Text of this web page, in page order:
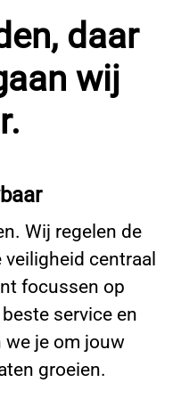
daar
wij
Wij regelen de
centraal
focussen op
service en
je om jouw
groeien.